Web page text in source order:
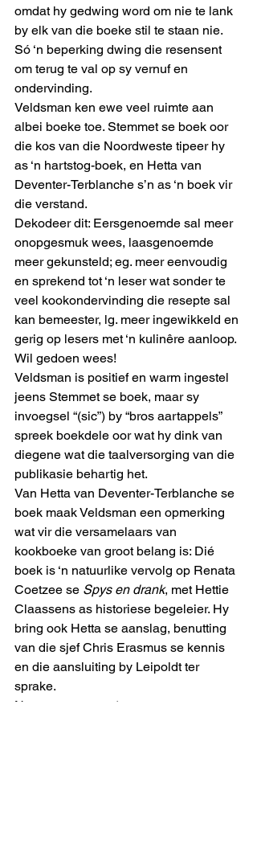
omdat hy gedwing word om nie te lank
by elk van die boeke stil te staan nie.
Só ‘n beperking dwing die resensent
om terug te val op sy vernuf en
ondervinding.
Veldsman ken ewe veel ruimte aan
albei boeke toe. Stemmet se boek oor
die kos van die Noordweste tipeer hy
as ‘n hartstog-boek, en Hetta van
Deventer-Terblanche s’n as ‘n boek vir
die verstand.
Dekodeer dit: Eersgenoemde sal meer
onopgesmuk wees, laasgenoemde
meer gekunsteld; eg. meer eenvoudig
en sprekend tot ‘n leser wat sonder te
veel kookondervinding die resepte sal
kan bemeester, lg. meer ingewikkeld en
gerig op lesers met ‘n kulinêre aanloop.
Wil gedoen wees!
Veldsman is positief en warm ingestel
jeens Stemmet se boek, maar sy
invoegsel “(sic”) by “bros aartappels”
spreek boekdele oor wat hy dink van
diegene wat die taalversorging van die
publikasie behartig het.
Van Hetta van Deventer-Terblanche se
boek maak Veldsman een opmerking
wat vir die versamelaars van
kookboeke van groot belang is: Dié
boek is ‘n natuurlike vervolg op Renata
Coetzee se Spys en drank, met Hettie
Claassens as historiese begeleier. Hy
bring ook Hetta se aanslag, benutting
van die sjef Chris Erasmus se kennis
en die aansluiting by Leipoldt ter
sprake.
Nege paragrawe, ‘n essay se